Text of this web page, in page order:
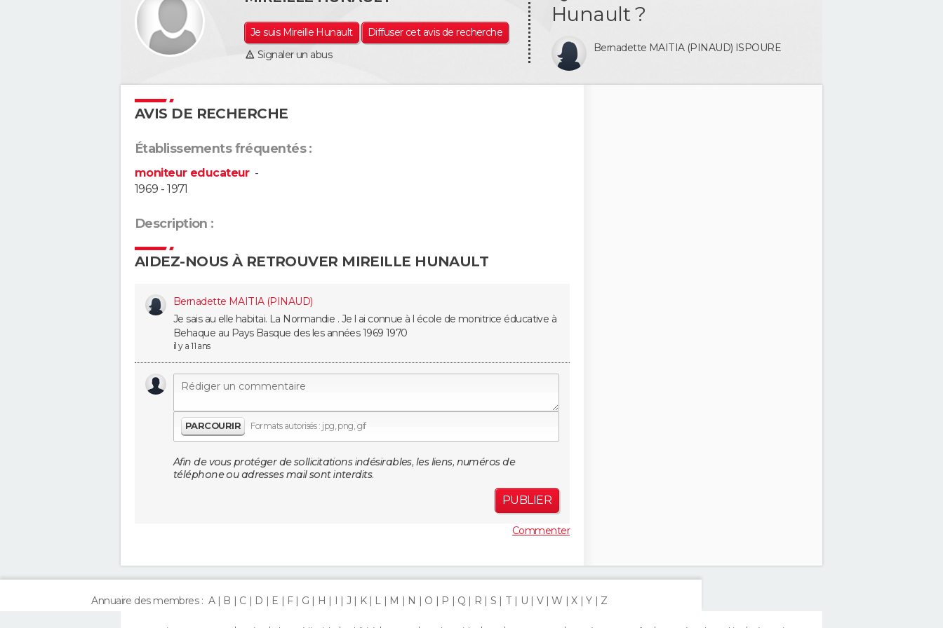
Je suis Mireille Hunault
Diffuser cet avis de recherche
Signaler un abus
Hunault ?
Bernadette MAITIA (PINAUD) ISPOURE
AVIS DE RECHERCHE
Établissements fréquentés :
moniteur educateur-
1969 - 1971
Description :
AIDEZ-NOUS À RETROUVER MIREILLE HUNAULT
Bernadette MAITIA (PINAUD)
Je sais au elle habitai. La Normandie . Je l ai connue à l école de monitrice éducative à
Behaque au Pays Basque des les années 1969 1970
il y a 11 ans
PARCOURIR Formats autorisés : jpg, png, gif
Afin de vous protéger de sollicitations indésirables, les liens, numéros de
téléphone ou adresses mail sont interdits.
PUBLIER
Commenter
Annuaire des membres : A B C D E F G H I J K L M N O P Q R S T U V W X Y Z